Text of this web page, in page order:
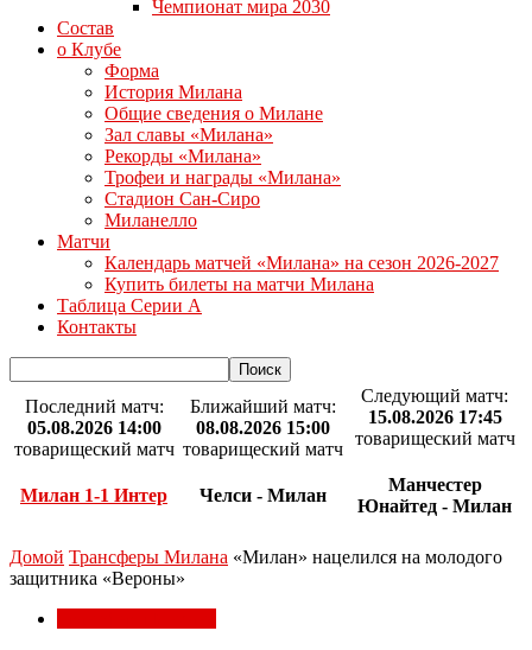
Чемпионат мира 2030
Состав
о Клубе
Форма
История Милана
Общие сведения о Милане
Зал славы «Милана»
Рекорды «Милана»
Трофеи и награды «Милана»
Стадион Сан-Сиро
Миланелло
Матчи
Календарь матчей «Милана» на сезон 2026-2027
Купить билеты на матчи Милана
Таблица Серии А
Контакты
Последний матч:
05.08.2026 14:00
товарищеский матч
Милан 1-1 Интер
Ближайший матч:
08.08.2026 15:00
товарищеский матч
Челси - Милан
Следующий матч:
15.08.2026 17:45
товарищеский матч
Манчестер
Юнайтед - Милан
Домой Трансферы Милана «Милан» нацелился на молодого
защитника «Вероны»